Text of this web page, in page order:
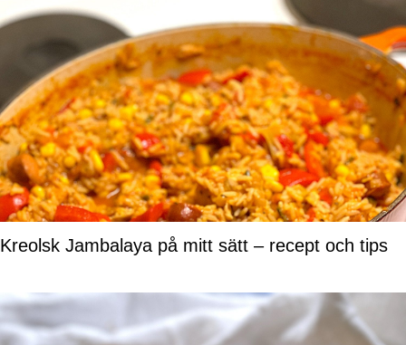
Kreolsk Jambalaya på mitt sätt – recept och tips